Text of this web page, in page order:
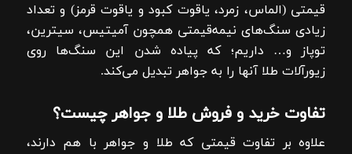
قيمتی (الماس، زمرد، ياقوت کبود و ياقوت قرمز) و تعداد
زیادی سنگ‌های نيمه‌قيمتی همچون آميتيس، سيترين،
توپاز و… داریم؛ که پياده شدن اين سنگ‌ها روی
زیورآلات طلا آنها را به جواهر تبديل می‌کند.
تفاوت خرید و فروش طلا و جواهر چیست؟
علاوه بر تفاوت قیمتی که طلا و جواهر با هم دارند،